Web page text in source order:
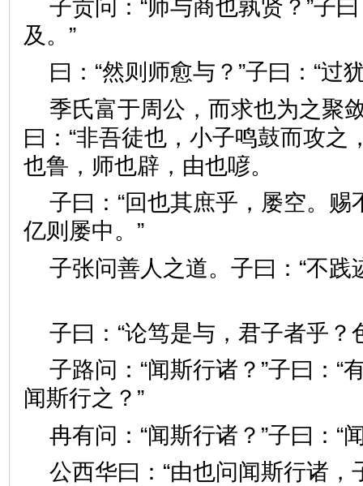
子贡问：“师与商也孰贤？”子
及。”
曰：“然则师愈与？”子曰：
季氏富于周公，而求也为之聚
曰：“非吾徒也，小子鸣鼓而攻之
也鲁，师也辟，由也喭。
子曰：“回也其庶乎，屡空。赐
亿则屡中。”
子张问善人之道。子曰：“不践
子曰：“论笃是与，君子者
子路问：“闻斯行诸？”子曰：“
闻斯行之？”
冉有问：“闻斯行诸？”子曰
公西华曰：“由也问闻斯行诸，